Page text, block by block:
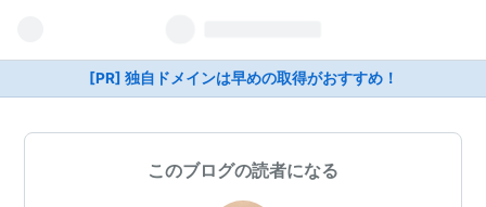
[PR] 独自ドメインは早めの取得がおすすめ！
このブログの読者になる